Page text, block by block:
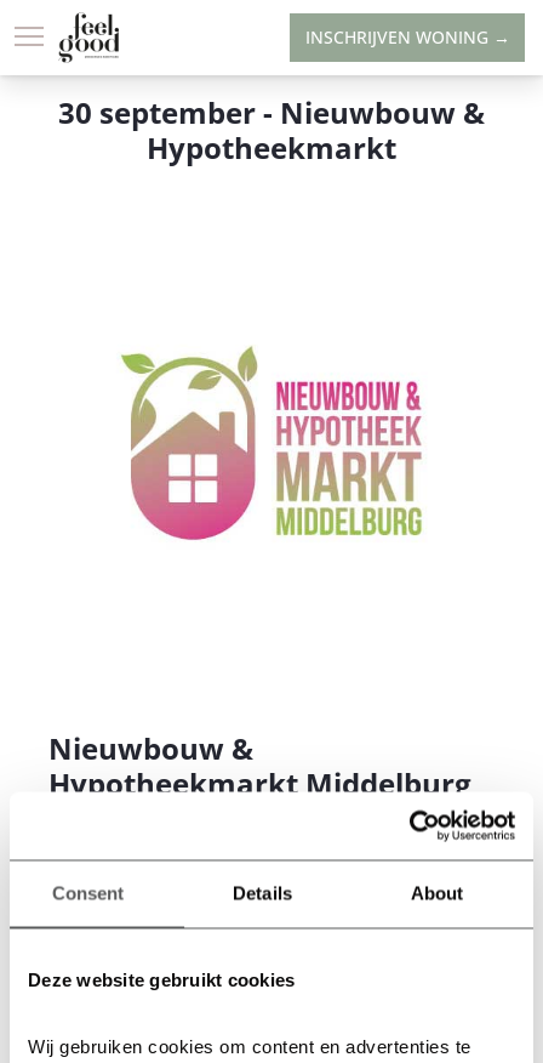
Consent Details About
Deze website gebruikt cookies
Wij gebruiken cookies om content en advertenties te
INSCHRIJVEN WONING →
30 september - Nieuwbouw &
Hypotheekmarkt
Nieuwbouw &
Hypotheekmarkt Middelburg
het kopen van een nieuwbouwwoning? Als je ‘s
Open Huizen Route in Feel Good, kun je je ‘s middags
WONINGAANBOD